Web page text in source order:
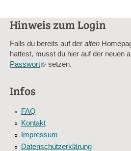
Hinweis zum Login
Falls du bereits auf der alten
hattest, musst du hier auf der neuen
Passwort(linksetzen.
Infos
FAQ
Kontakt
Impressum
Datenschutzerklärung